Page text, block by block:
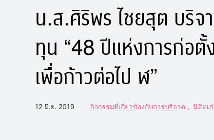
น.ส.ศิริพร ไชยสุต บริจ
ทุน “48 ปีแห่งการก่อ
เพื่อก้าวต่อไป ฬ”
12 มิ.ย. 2019 กิจกรรมที่เกี่ยวข้องกับการบริจาค นิสิตเ